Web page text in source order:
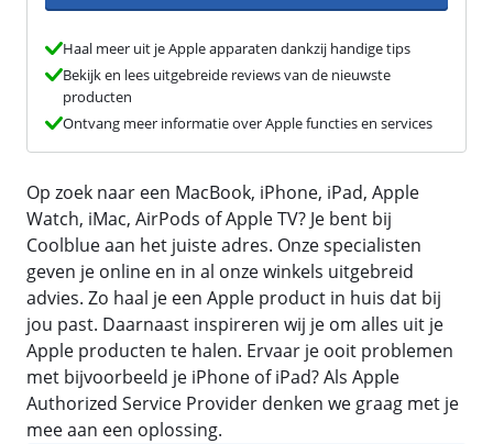
Haal meer uit je Apple apparaten dankzij handige tips
Bekijk en lees uitgebreide reviews van de nieuwste
producten
Ontvang meer informatie over Apple functies en services
Op zoek naar een MacBook, iPhone, iPad, Apple
Watch, iMac, AirPods of Apple TV? Je bent bij
Coolblue aan het juiste adres. Onze specialisten
geven je online en in al onze winkels uitgebreid
advies. Zo haal je een Apple product in huis dat bij
jou past. Daarnaast inspireren wij je om alles uit je
Apple producten te halen. Ervaar je ooit problemen
met bijvoorbeeld je iPhone of iPad? Als Apple
Authorized Service Provider denken we graag met je
mee aan een oplossing.